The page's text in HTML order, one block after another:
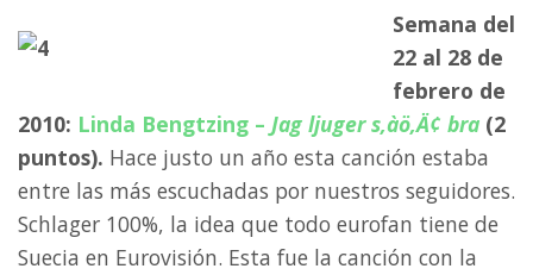
Semana del
22 al 28 de
febrero de
2010: Linda Bengtzing – Jag ljuger s‚àö‚Ä¢ bra (2
puntos). Hace justo un año esta canción estaba
entre las más escuchadas por nuestros seguidores.
Schlager 100%, la idea que todo eurofan tiene de
Suecia en Eurovisión. Esta fue la canción con la